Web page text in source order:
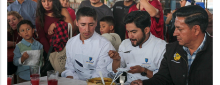
encuentro
internacional